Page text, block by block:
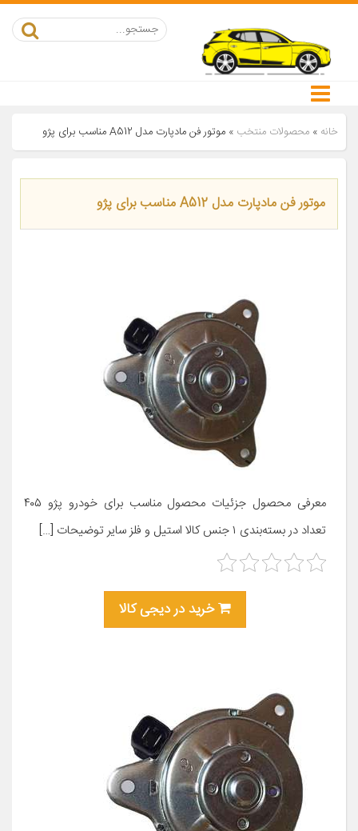
خانه » محصولات منتخب » موتور فن مادپارت مدل A512 مناسب برای پژو
موتور فن مادپارت مدل A512 مناسب برای پژو
معرفی محصول جزئیات محصول مناسب برای خودرو پژو ۴۰۵
تعداد در بسته‌بندی ۱ جنس کالا استیل و فلز سایر توضیحات […]
خرید در دیجی کالا